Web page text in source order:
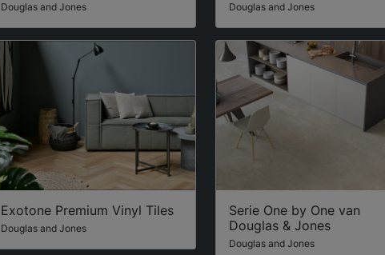
Douglas and Jones Douglas and Jones
Exotone Premium Vinyl Tiles
Douglas and Jones
Serie One by One van
Douglas & Jones
Douglas and Jones